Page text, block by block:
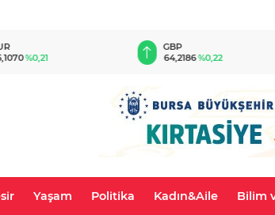
GBP
64,2186%0,22
CHF
58,9742%0,10
Yaşam Politika Kadın&Aile Bilim